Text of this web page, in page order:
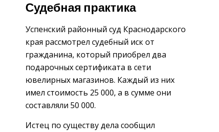
Судебная практика
Успенский районный суд Краснодарского
края рассмотрел судебный иск от
гражданина, который приобрел два
подарочных сертификата в сети
ювелирных магазинов. Каждый из них
имел стоимость 25 000, а в сумме они
составляли 50 000.
Истец по существу дела сообщил